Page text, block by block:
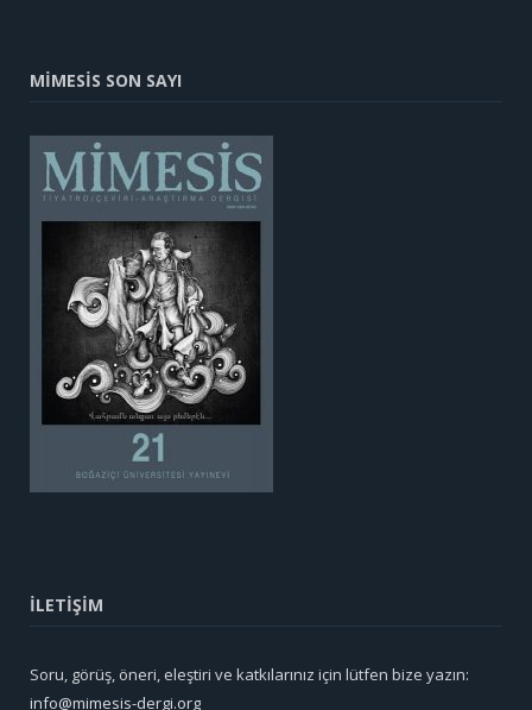
MİMESİS SON SAYI
İLETİŞİM
Soru, görüş, öneri, eleştiri ve katkılarınız için lütfen bize yazın:
info@mimesis-dergi.org